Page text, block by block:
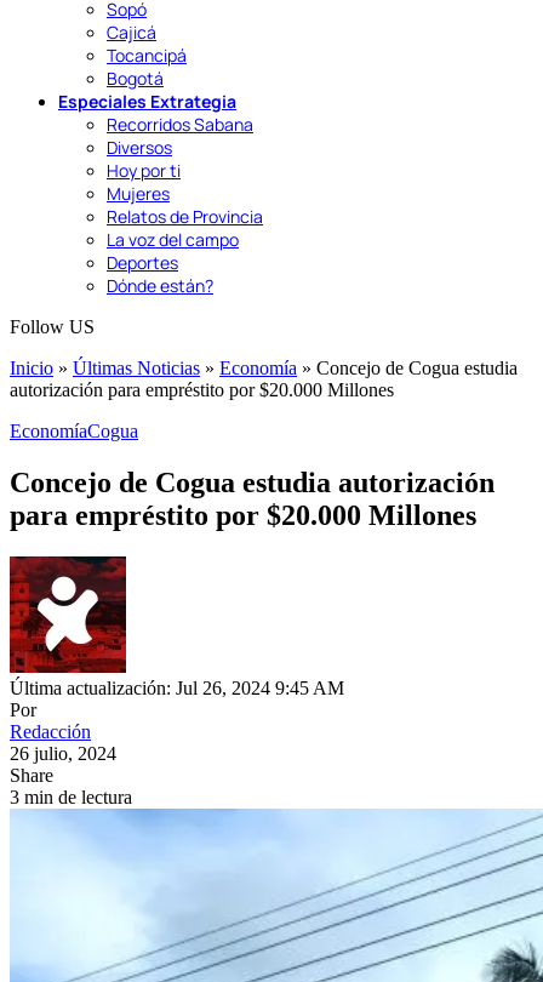
Sopó
Cajicá
Tocancipá
Bogotá
Especiales Extrategia
Recorridos Sabana
Diversos
Hoy por ti
Mujeres
Relatos de Provincia
La voz del campo
Deportes
Dónde están?
Follow US
Inicio » Últimas Noticias » Economía » Concejo de Cogua estudia
autorización para empréstito por $20.000 Millones
EconomíaCogua
Concejo de Cogua estudia autorización
para empréstito por $20.000 Millones
Última actualización: Jul 26, 2024 9:45 AM
Por
Redacción
26 julio, 2024
Share
3 min de lectura